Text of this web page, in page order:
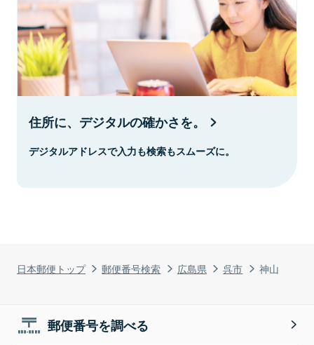
日本郵便トップ 郵便番号検索 広島県 呉市 神山
住所に、デジタルの確かさを。
デジタルアドレスで入力も検索もスムーズに。
郵便番号を調べる